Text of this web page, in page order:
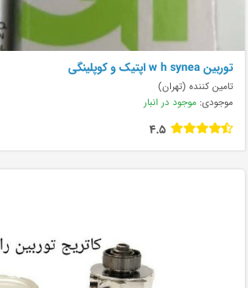
توربین w h synea اپتیک و کوپلینگی
تامین کننده (تهران)
موجودی: موجود در انبار
4.5